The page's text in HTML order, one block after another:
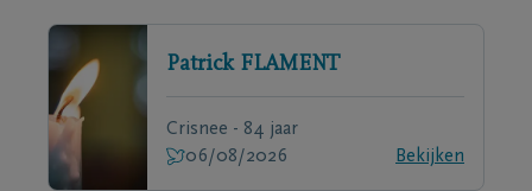
Patrick FLAMENT
Crisnee - 84 jaar
06/08/2026
Bekijken